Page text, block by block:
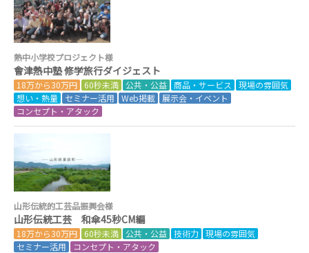
熱中小学校プロジェクト様
會津熱中塾 修学旅行ダイジェスト
18万から30万円 60秒未満 公共・公益 商品・サービス
現場の雰囲気
想い・熱量
セミナー活用 Web掲載
展示会・イベント
コンセプト・アタック
山形伝統的工芸品振興会様
山形伝統工芸 和傘45秒CM編
18万から30万円 60秒未満 公共・公益 技術力 現場の雰囲気
セミナー活用
コンセプト・アタック